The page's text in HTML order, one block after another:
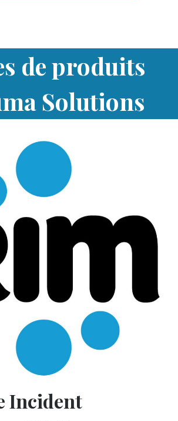
de produits
Solutions
Incident